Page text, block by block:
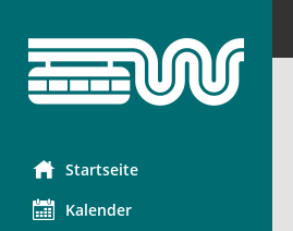
Startseite
Kalender